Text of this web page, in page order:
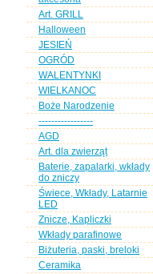
Art. GRILL
Halloween
JESIEŃ
OGRÓD
WALENTYNKI
WIELKANOC
Boże Narodzenie
-----------------
AGD
Art. dla zwierząt
Baterie, zapalarki, wkłady
do zniczy
Świece, Wkłady, Latarnie
LED
Znicze, Kapliczki
Wkłady parafinowe
Biżuteria, paski, breloki
Ceramika